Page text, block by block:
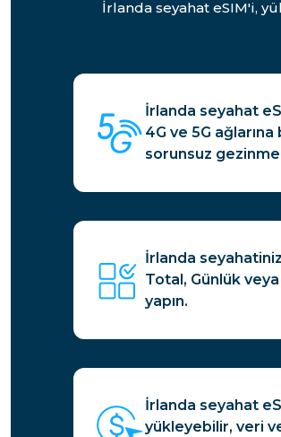
İrlanda seyahat eSIM'i,
İrlanda seyahat
4G ve 5G
sorunsuz
İrlanda
Total, Günlük veya
yapın.
İrlanda seyahat
yükleyebilir, veri